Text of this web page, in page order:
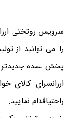
سرویس روتختی
را می توانید از
پخش عمده
ارزانسرای کالای
راحتیاقدام نمایید.